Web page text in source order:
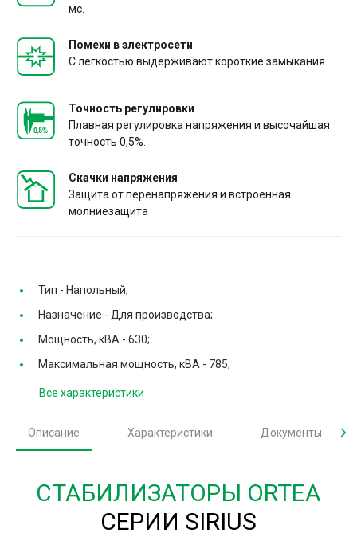
мс.
Помехи в электросети
С легкостью выдерживают короткие замыкания.
Точность регулировки
Плавная регулировка напряжения и высочайшая
точность 0,5%.
Скачки напряжения
Защита от перенапряжения и встроенная
молниезащита
Тип - Напольный;
Назначение - Для производства;
Мощность, кВА - 630;
Максимальная мощность, кВА - 785;
Все характеристики
Описание Характеристики Документы
СТАБИЛИЗАТОРЫ ORTEA
СЕРИИ SIRIUS